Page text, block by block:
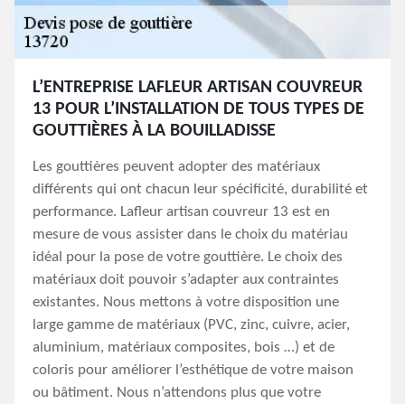
L’ENTREPRISE LAFLEUR ARTISAN COUVREUR
13 POUR L’INSTALLATION DE TOUS TYPES DE
GOUTTIÈRES À LA BOUILLADISSE
Les gouttières peuvent adopter des matériaux
différents qui ont chacun leur spécificité, durabilité et
performance. Lafleur artisan couvreur 13 est en
mesure de vous assister dans le choix du matériau
idéal pour la pose de votre gouttière. Le choix des
matériaux doit pouvoir s’adapter aux contraintes
existantes. Nous mettons à votre disposition une
large gamme de matériaux (PVC, zinc, cuivre, acier,
aluminium, matériaux composites, bois …) et de
coloris pour améliorer l’esthétique de votre maison
ou bâtiment. Nous n’attendons plus que votre